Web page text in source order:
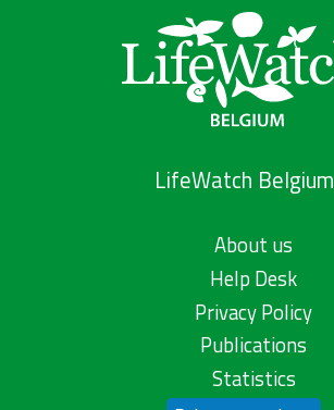
LifeWatch Belgium
About us
Help Desk
Privacy Policy
Publications
Statistics